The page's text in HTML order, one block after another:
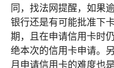
同，找法网提醒，如果
银行还是有可能批准下
期，且在申请信用卡时
绝本次的信用卡申请。
月申请信用卡的难度也